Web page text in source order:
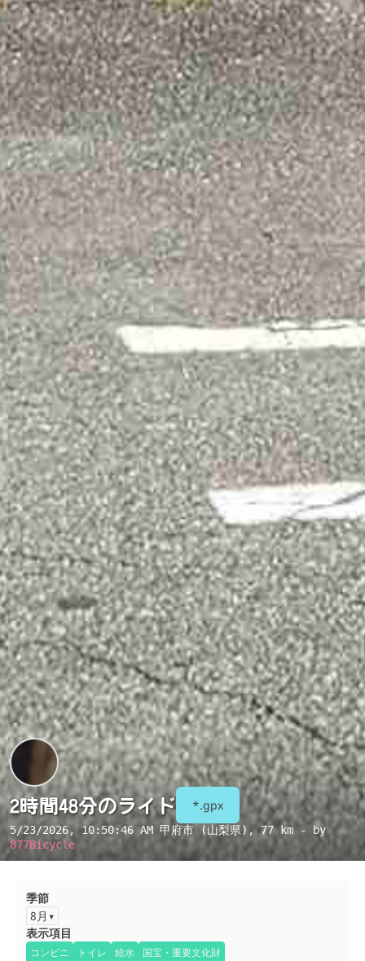
2時間48分のライド *.gpx
5/23/2026, 10:50:46 AM 甲府市 (山梨県) , 77 km - by
877Bicycle
季節
8月
表示項目
コンビニ トイレ 給水
国宝・重要文化財